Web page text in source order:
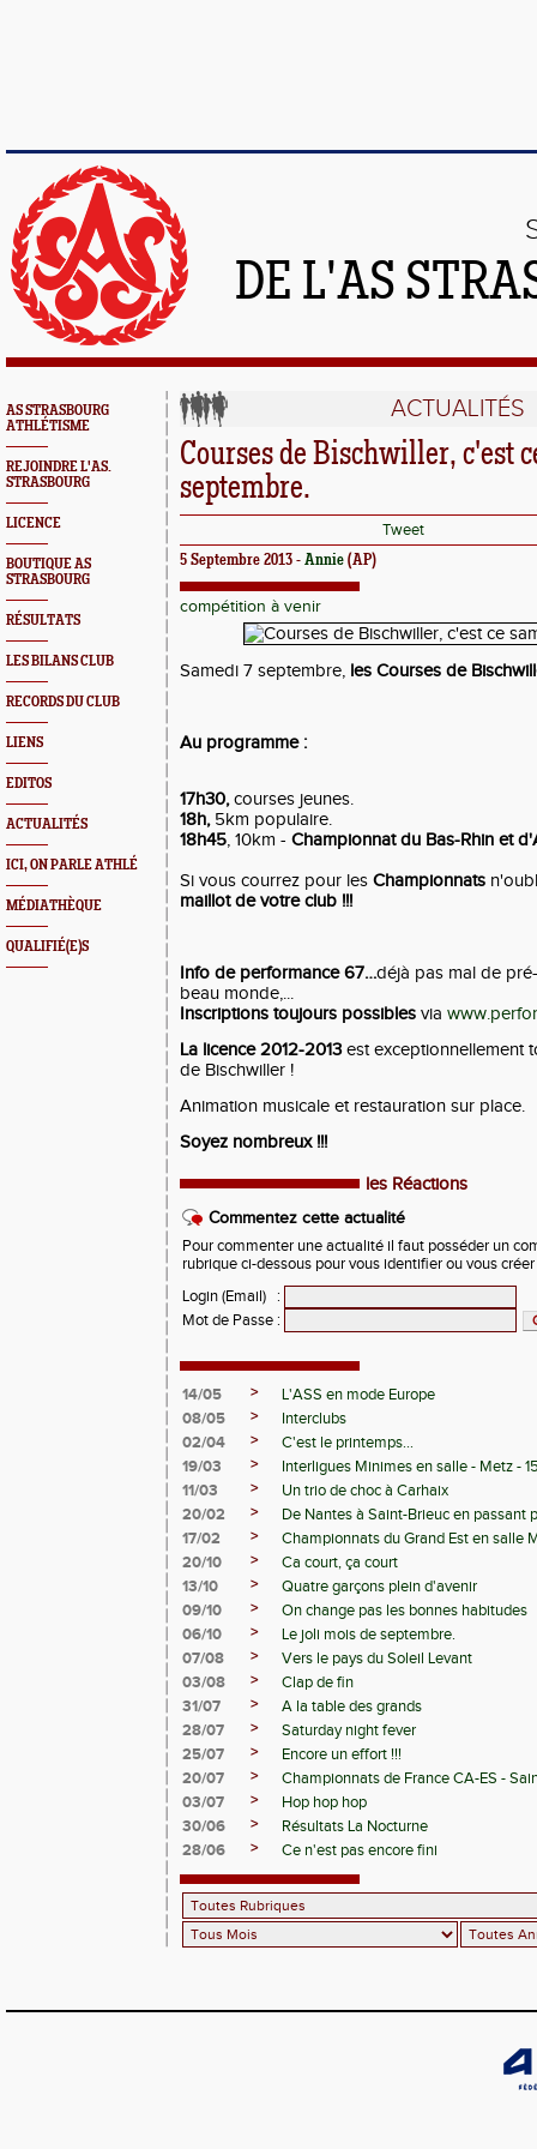
DE L'AS
AS STRASBOURG
ATHLÉTISME
REJOINDRE L'AS.
STRASBOURG
LICENCE
BOUTIQUE AS
STRASBOURG
RÉSULTATS
LES BILANS CLUB
RECORDS DU CLUB
LIENS
EDITOS
ACTUALITÉS
ICI, ON PARLE ATHLÉ
MÉDIATHÈQUE
QUALIFIÉ(E)S
ACTUALITÉS
Courses de Bischwiller, c'est
septembre.
Tweet
5 Septembre 2013 - Annie (AP)
compétition à venir
Samedi 7 septembre, les Courses de
Au programme :
17h30,courses jeunes.
18h,5km populaire.
18h45, 10km - Championnat du Bas-Rhin et
Si vous courrez pour les Championnats
maillot de votre club !!!
Info de performance 67…déjà pas mal de
beau monde,...
Inscriptions toujours possibles via
La licence 2012-2013est exceptionnellement
de Bischwiller !
Animation musicale et restauration sur place.
Soyez nombreux !!!
les Réactions
Commentez cette actualité
Pour commenter une actualité il faut posséder un
rubrique ci-dessous pour vous identifier ou vous
Login (Email)
:
Mot de Passe :
14/05 >
L'ASS en mode Europe
08/05
>
Interclubs
02/04
>
C'est le printemps...
19/03
>
Interligues Minimes en salle - Metz -
11/03
>
Un trio de choc à Carhaix
20/02
>
De Nantes à Saint-Brieuc en passant
17/02
>
Championnats du Grand Est en salle
20/10
>
Ca court, ça court
13/10
>
Quatre garçons plein d'avenir
09/10
>
On change pas les bonnes habitudes
06/10
>
Le joli mois de septembre.
07/08
>
Vers le pays du Soleil Levant
03/08
>
Clap de fin
31/07
>
A la table des grands
28/07
>
Saturday night fever
25/07
>
Encore un effort !!!
20/07
>
Championnats de France CA-ES -
03/07
>
Hop hop hop
30/06
>
Résultats La Nocturne
28/06
> Ce n'est pas encore fini